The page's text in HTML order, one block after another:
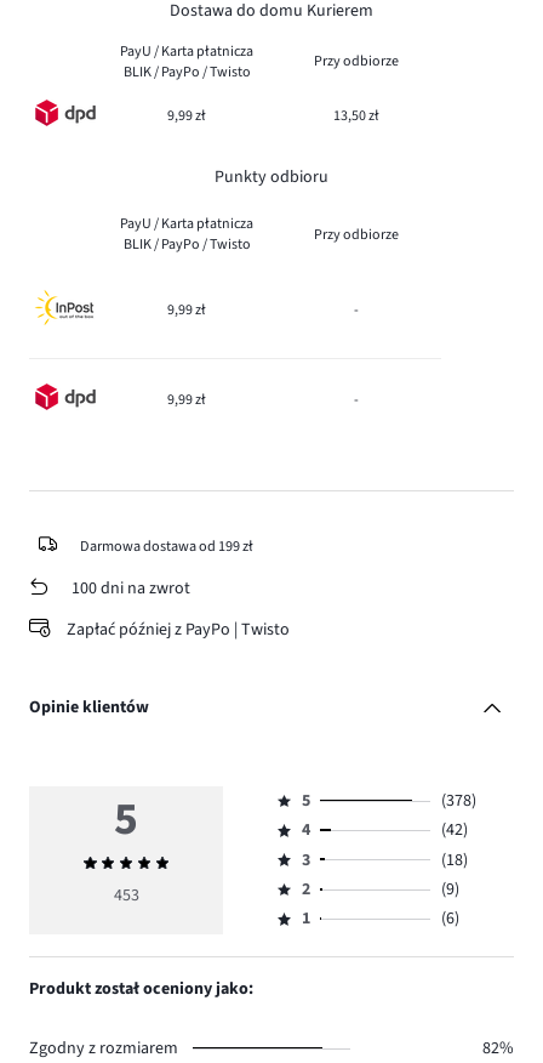
Dostawa do domu Kurierem
PayU / Karta płatnicza
BLIK / PayPo / Twisto
Przy odbiorze
9,99 zł 13,50 zł
Punkty odbioru
PayU / Karta płatnicza
BLIK / PayPo / Twisto
Przy odbiorze
9,99 zł -
9,99 zł -
Darmowa dostawa od 199 zł
100 dni na zwrot
Zapłać później z PayPo | Twisto
Opinie klientów
5
Średnia
ocena
453
Ocena
5,
ilość
głosów
378.
5
(378)
Ocena
4,
ilość
głosów
4
(42)
Ocena
3,
ilość
3
(18)
Ocena
2,
2
(9)
Ocena
1,
1 (6)
Produkt został oceniony jako:
Zgodny z rozmiarem
82%